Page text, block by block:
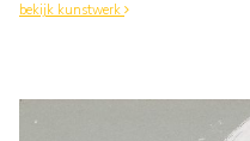
bekijk kunstwerk